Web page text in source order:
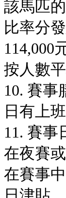
該馬匹
比率分
114,000
按人數
10. 賽事
日有上
11. 賽事
在夜賽
在賽事